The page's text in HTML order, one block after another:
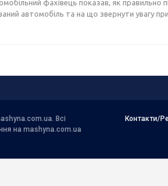
фахівець показав, як правильно
автомобіль та на що звернути увагу при
. Всі
на mashyna.com.ua
Контакти/